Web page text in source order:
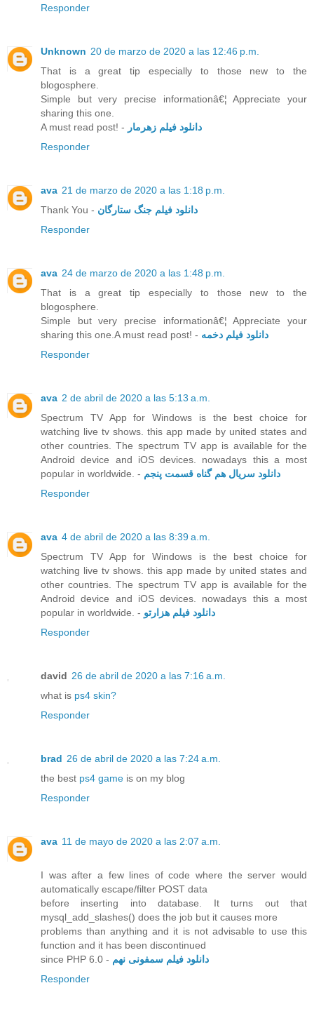
Responder
Unknown 20 de marzo de 2020 a las 12:46 p.m.
That is a great tip especially to those new to the
blogosphere.
Simple but very precise informationâ€¦ Appreciate your
sharing this one.
A must read post! - دانلود فیلم زهرمار
Responder
ava 21 de marzo de 2020 a las 1:18 p.m.
Thank You - دانلود فیلم جنگ ستارگان
Responder
ava 24 de marzo de 2020 a las 1:48 p.m.
That is a great tip especially to those new to the
blogosphere.
Simple but very precise informationâ€¦ Appreciate your
sharing this one.A must read post! - دانلود فیلم دخمه
Responder
ava 2 de abril de 2020 a las 5:13 a.m.
Spectrum TV App for Windows is the best choice for
watching live tv shows. this app made by united states and
other countries. The spectrum TV app is available for the
Android device and iOS devices. nowadays this a most
popular in worldwide. - دانلود سریال هم گناه قسمت پنجم
Responder
ava 4 de abril de 2020 a las 8:39 a.m.
Spectrum TV App for Windows is the best choice for
watching live tv shows. this app made by united states and
other countries. The spectrum TV app is available for the
Android device and iOS devices. nowadays this a most
popular in worldwide. - دانلود فیلم هزارتو
Responder
david 26 de abril de 2020 a las 7:16 a.m.
what is ps4 skin?
Responder
brad 26 de abril de 2020 a las 7:24 a.m.
the best ps4 game is on my blog
Responder
ava 11 de mayo de 2020 a las 2:07 a.m.
I was after a few lines of code where the server would
automatically escape/filter POST data
before inserting into database. It turns out that
mysql_add_slashes() does the job but it causes more
problems than anything and it is not advisable to use this
function and it has been discontinued
since PHP 6.0 - دانلود فیلم سمفونی نهم
Responder